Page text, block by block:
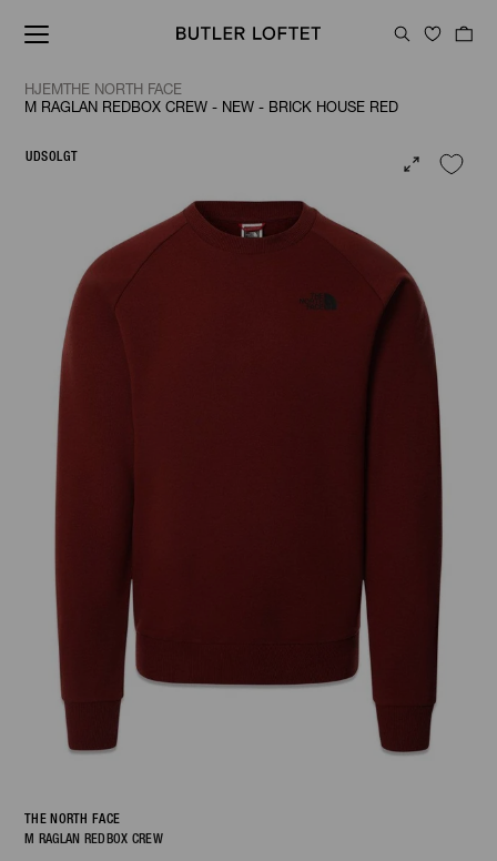
HJEM THE NORTH FACE
M RAGLAN REDBOX CREW - NEW - BRICK HOUSE RED
UDSOLGT
THE NORTH FACE
M RAGLAN REDBOX CREW